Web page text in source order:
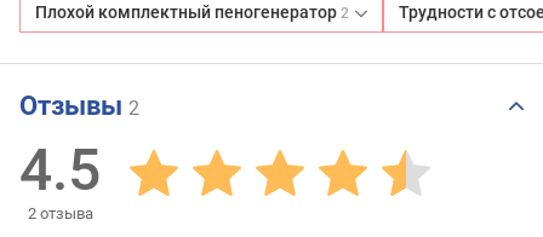
Плохой комплектный пеногенератор 2 Трудности с
Отзывы 2
4.5
2 отзыва